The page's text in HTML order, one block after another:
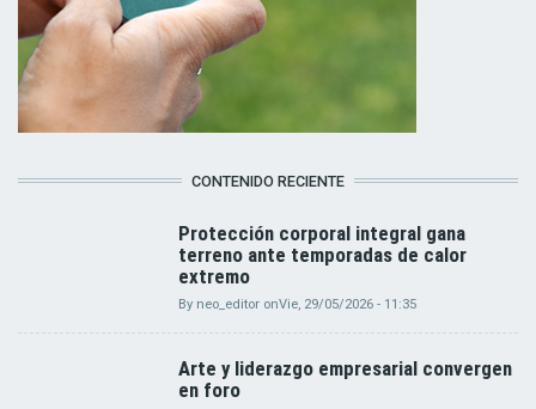
CONTENIDO RECIENTE
Protección corporal integral gana
terreno ante temporadas de calor
extremo
By neo_editor onVie, 29/05/2026 - 11:35
Arte y liderazgo empresarial convergen
en foro